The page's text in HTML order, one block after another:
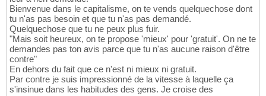
Bienvenue dans le capitalisme, on te vends quelquechose dont
tu n'as pas besoin et que tu n'as pas demandé.
Quelquechose que tu ne peux plus fuir.
"Mais soit heureux, on te propose 'mieux' pour 'gratuit'. On ne te
demandes pas ton avis parce que tu n'as aucune raison d'être
contre"
En dehors du fait que ce n'est ni mieux ni gratuit.
Par contre je suis impressionné de la vitesse à laquelle ça
s'insinue dans les habitudes des gens. Je croise des